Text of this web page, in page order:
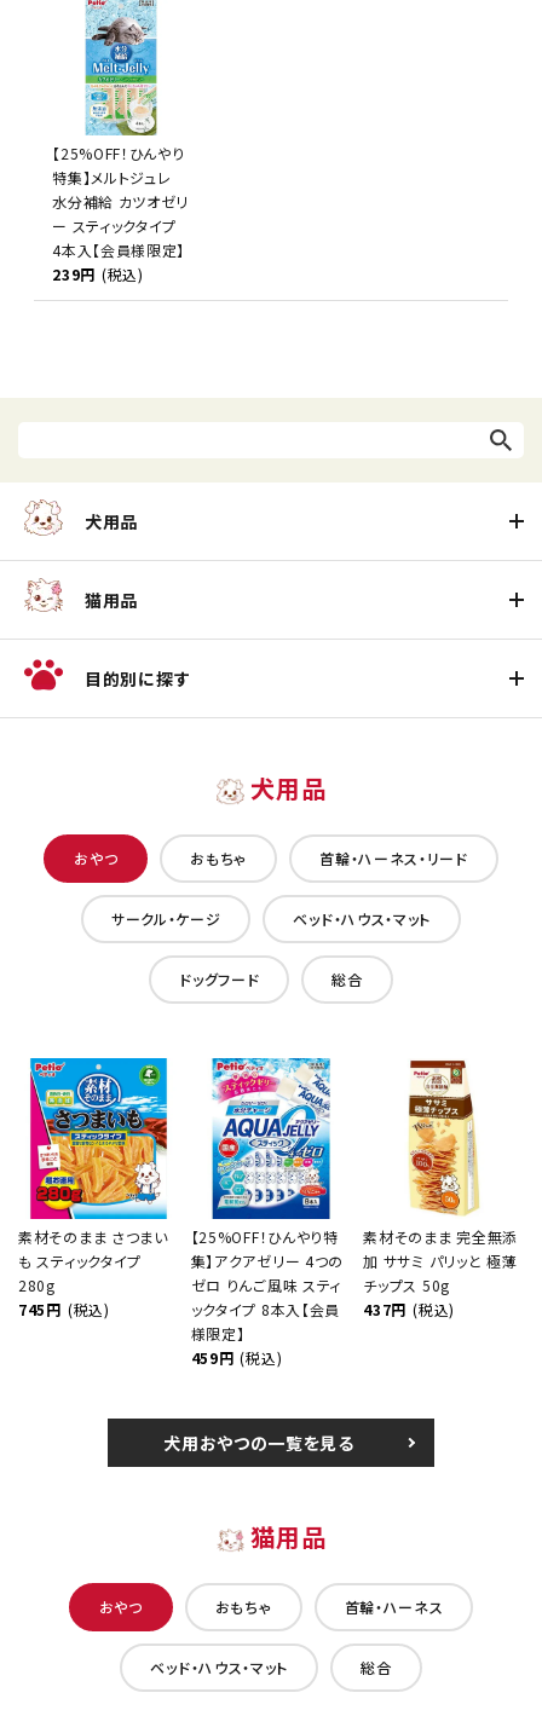
【25%OFF！ひんやり
特集】メルトジュレ
水分補給 カツオゼリ
ー スティックタイプ
4本入【会員様限定】
239円 (税込)
犬用品
猫用品
目的別に探す
犬用品
おやつ おもちゃ 首輪・ハーネス・リード
サークル・ケージ ベッド・ハウス・マット
ドッグフード 総合
素材そのまま さつまい
も スティックタイプ
280g
745円 (税込)
【25%OFF！ひんやり特
集】アクアゼリー 4つの
ゼロ りんご風味 スティ
ックタイプ 8本入【会員
様限定】
459円 (税込)
素材そのまま 完全無添
加 ササミ パリッと 極薄
チップス 50g
437円 (税込)
犬用おやつの一覧を見る
猫用品
おやつ おもちゃ 首輪・ハーネス
ベッド・ハウス・マット 総合